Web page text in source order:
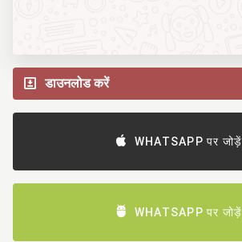
डाउनलोड करें
WHATSAPP पर जोड़ें
WHATSAPP पर जोड़ें